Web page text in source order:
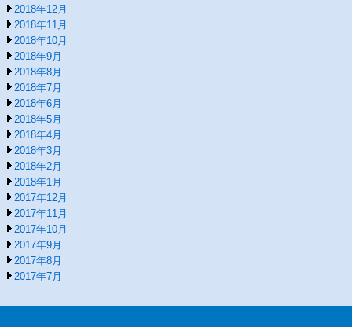
2018年12月
2018年11月
2018年10月
2018年9月
2018年8月
2018年7月
2018年6月
2018年5月
2018年4月
2018年3月
2018年2月
2018年1月
2017年12月
2017年11月
2017年10月
2017年9月
2017年8月
2017年7月